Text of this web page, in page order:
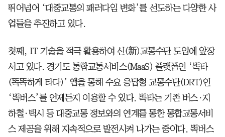
뛰어넘어 ‘대중교통의 패러다임 변화’를 선도하는 다양한 사
업들을 추진하고 있다.
첫째, IT 기술을 적극 활용하여 신(新)교통수단 도입에 앞장
서고 있다. 경기도 통합교통서비스(MaaS) 플랫폼인 ‘똑타
(똑똑하게 타다)’ 앱을 통해 수요 응답형 교통수단(DRT)인
‘똑버스’를 언제든지 이용할 수 있다. 똑타는 기존 버스·지
하철·택시 등 대중교통 정보와의 연계를 통한 통합교통서비
스 제공을 위해 지속적으로 발전시켜 나가는 중이다. 똑버스